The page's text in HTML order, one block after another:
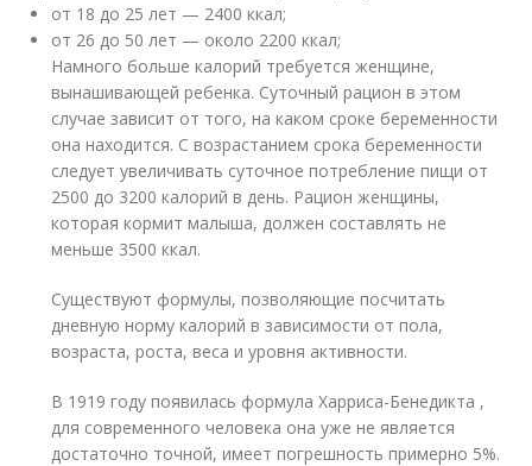
от 18 до 25 лет — 2400 ккал;
от 26 до 50 лет — около 2200 ккал;
Намного больше калорий требуется женщине,
вынашивающей ребенка. Суточный рацион в этом
случае зависит от того, на каком сроке беременности
она находится. С возрастанием срока беременности
следует увеличивать суточное потребление пищи от
2500 до 3200 калорий в день. Рацион женщины,
которая кормит малыша, должен составлять не
меньше 3500 ккал.
Существуют формулы, позволяющие посчитать
дневную норму калорий в зависимости от пола,
возраста, роста, веса и уровня активности.
В 1919 году появилась формула Харриса-Бенедикта ,
для современного человека она уже не является
достаточно точной, имеет погрешность примерно 5%.